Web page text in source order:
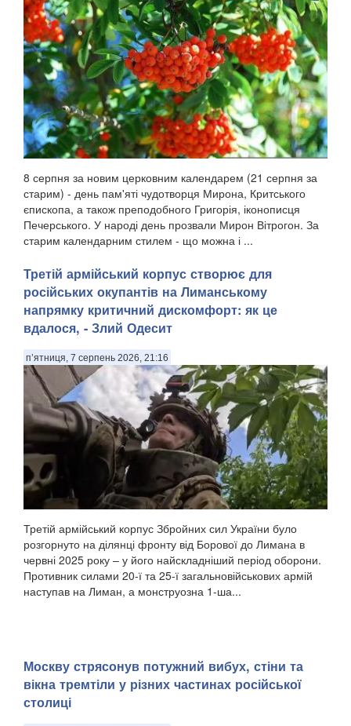
8 серпня за новим церковним календарем (21 серпня за
старим) - день пам'яті чудотворця Мирона, Критського
єпископа, а також преподобного Григорія, іконописця
Печерського. У народі день прозвали Мирон Вітрогон. За
старим календарним стилем - що можна і ...
Третій армійський корпус створює для
російських окупантів на Лиманському
напрямку критичний дискомфорт: як це
вдалося, - Злий Одесит
п’ятниця, 7 серпень 2026, 21:16
Третій армійський корпус Збройних сил України було
розгорнуто на ділянці фронту від Борової до Лимана в
червні 2025 року – у його найскладніший період оборони.
Противник силами 20-ї та 25-ї загальновійськових армій
наступав на Лиман, а монструозна 1-ша...
Москву стрясонув потужний вибух, стіни та
вікна тремтіли у різних частинах російської
столиці